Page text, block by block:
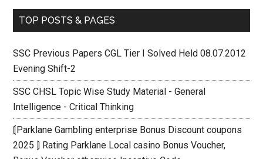
TOP POSTS & PAGES
SSC Previous Papers CGL Tier I Solved Held 08.07.2012
Evening Shift-2
SSC CHSL Topic Wise Study Material - General
Intelligence - Critical Thinking
⟬Parklane Gambling enterprise Bonus Discount coupons
2025 ⟭ Rating Parklane Local casino Bonus Voucher,